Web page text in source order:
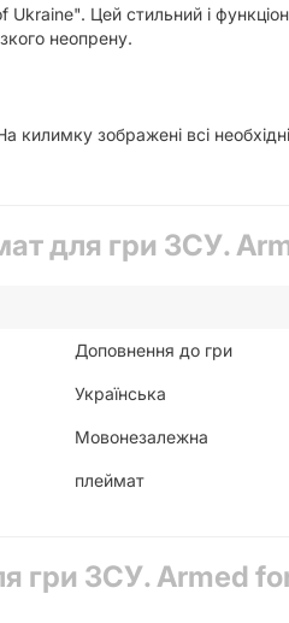
Цей стильний і
неопрену.
килимку зображені всі
для гри ЗСУ.
Доповнення до гри
Українська
Мовонезалежна
плеймат
гри ЗСУ. Armed